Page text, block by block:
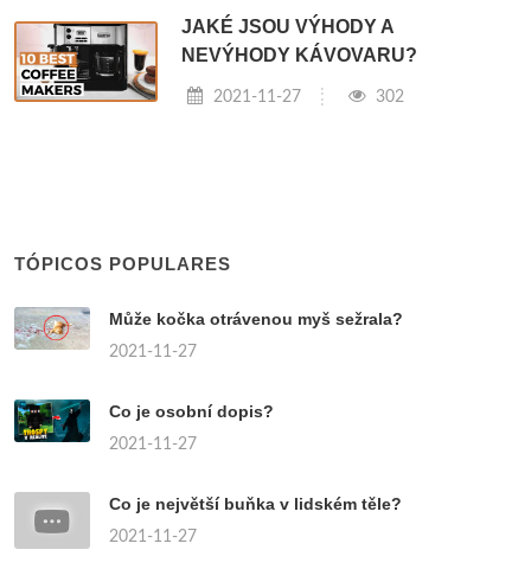
JAKÉ JSOU VÝHODY A
NEVÝHODY KÁVOVARU?
2021-11-27 302
TÓPICOS POPULARES
Může kočka otrávenou myš sežrala?
2021-11-27
Co je osobní dopis?
2021-11-27
Co je největší buňka v lidském těle?
2021-11-27